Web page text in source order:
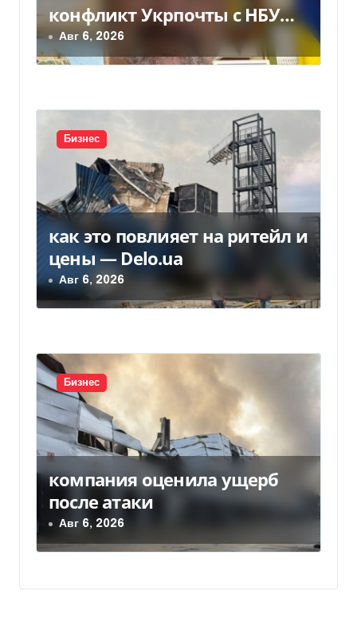
о
з
п
и
я
м
конфликт Укрпочты с НБУ
из-за платежек
Авг 6, 2026
Бизнес
как это повлияет на ритейл и
цены — Delo.ua
Авг 6, 2026
Бизнес
компания оценила ущерб
после атаки
Авг 6, 2026